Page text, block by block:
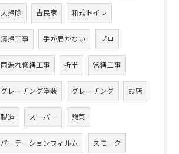
大掃除 古民家 和式トイレ
清掃工事 手が届かない プロ
雨漏れ修繕工事 折半 営繕工事
グレーチング塗装 グレーチング お店
製造 スーパー 惣菜
パーテーションフィルム スモーク